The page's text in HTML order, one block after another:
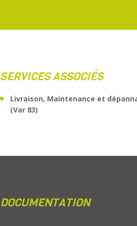
SERVICES ASSOCIÉS
Livraison, Maintenance et
(Var 83)
DOCUMENTATION